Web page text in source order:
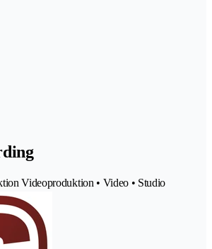
Videoproduktion • Video • Studio